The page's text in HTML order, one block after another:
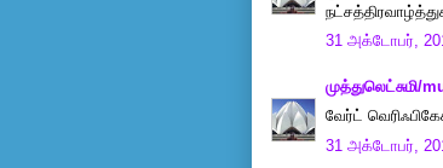
31 அக்டோபர்,
முத்துலெட்சுமி/
வேர்ட்
31 அக்டோபர்,